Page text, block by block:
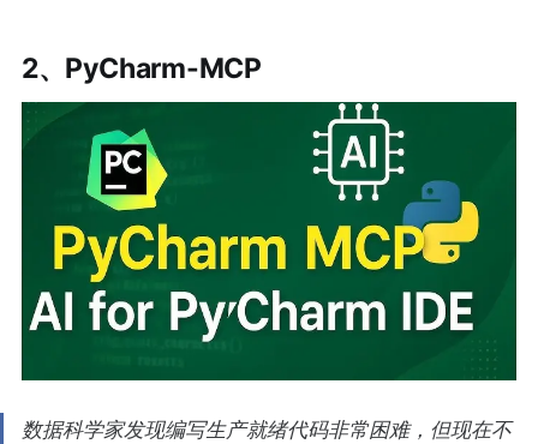
2、PyCharm-MCP
数据科学家发现编写生产就绪代码非常困难，但现在不